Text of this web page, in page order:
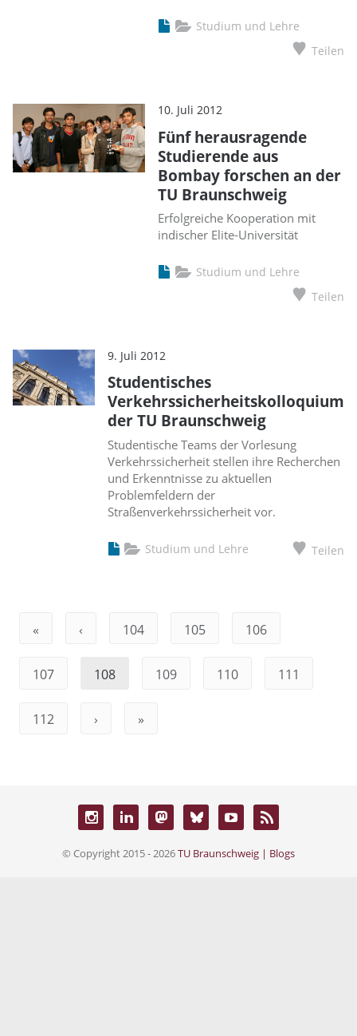
Studium und Lehre
Teilen
10. Juli 2012
Fünf herausragende
Studierende aus
Bombay forschen an der
TU Braunschweig
Erfolgreiche Kooperation mit
indischer Elite-Universität
Studium und Lehre
Teilen
9. Juli 2012
Studentisches
Verkehrssicherheitskolloquium
der TU Braunschweig
Studentische Teams der Vorlesung
Verkehrssicherheit stellen ihre Recherchen
und Erkenntnisse zu aktuellen
Problemfeldern der
Straßenverkehrssicherheit vor.
Studium und Lehre Teilen
« ‹ 104 105 106
107 108 109 110 111
112 › »
© Copyright 2015 - 2026TU Braunschweig | Blogs